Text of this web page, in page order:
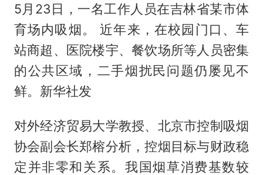
5月23日，一名工作人员在吉林省某市体
育场内吸烟。 近年来，在校园门口、车
站商超、医院楼宇、餐饮场所等人员密集
的公共区域，二手烟扰民问题仍屡见不
鲜。新华社发
对外经济贸易大学教授、北京市控制吸烟
协会副会长郑榕分析，控烟目标与财政稳
定并非零和关系。我国烟草消费基数较